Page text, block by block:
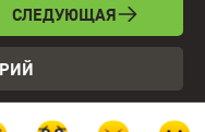
СЛЕДУЮЩАЯ